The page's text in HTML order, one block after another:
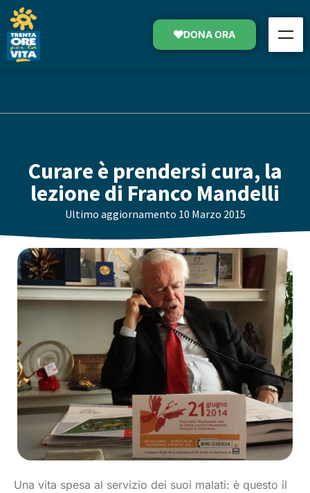
DONA ORA
Curare è prendersi cura, la
lezione di Franco Mandelli
Ultimo aggiornamento 10 Marzo 2015
Una vita spesa al servizio dei suoi malati: è questo il